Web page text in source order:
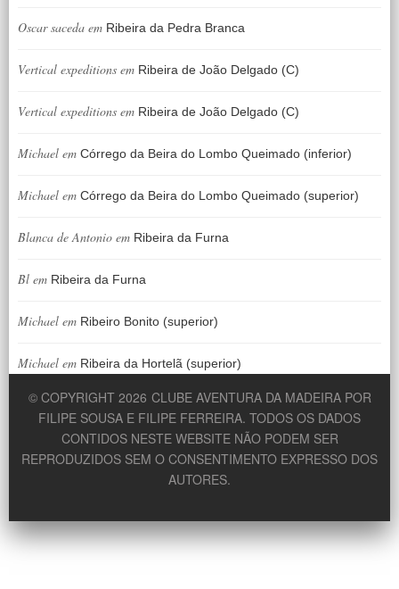
Oscar saceda em Ribeira da Pedra Branca
Vertical expeditions em Ribeira de João Delgado (C)
Vertical expeditions em Ribeira de João Delgado (C)
Michael em Córrego da Beira do Lombo Queimado (inferior)
Michael em Córrego da Beira do Lombo Queimado (superior)
Blanca de Antonio em Ribeira da Furna
Bl em Ribeira da Furna
Michael em Ribeiro Bonito (superior)
Michael em Ribeira da Hortelã (superior)
© COPYRIGHT 2026 CLUBE AVENTURA DA MADEIRA POR
FILIPE SOUSA E FILIPE FERREIRA. TODOS OS DADOS
CONTIDOS NESTE WEBSITE NÃO PODEM SER
REPRODUZIDOS SEM O CONSENTIMENTO EXPRESSO DOS
AUTORES.